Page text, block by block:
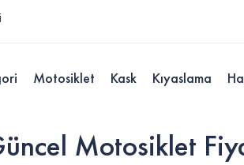
Motosiklet Kask Kıyaslama
Motosiklet